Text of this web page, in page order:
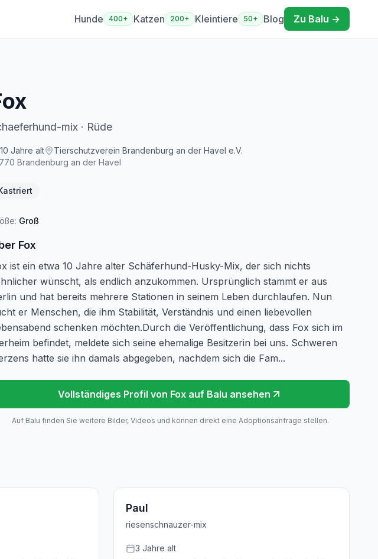
Hunde 400+ Katzen 200+ Kleintiere 50+ Blog Zu Balu →
mix · Rüde
10 Jahre alt
Tierschutzverein Brandenburg an der Havel e.V.
Brandenburg an der Havel
Groß
Fox
ist ein etwa 10 Jahre alter Schäferhund-Husky-Mix, der sich nichts
wünscht, als endlich anzukommen. Ursprünglich stammt er aus
und hat bereits mehrere Stationen in seinem Leben durchlaufen. Nun
er Menschen, die ihm Stabilität, Verständnis und einen liebevollen
schenken möchten.Durch die Veröffentlichung, dass Fox sich im
befindet, meldete sich seine ehemalige Besitzerin bei uns. Schweren
hatte sie ihn damals abgegeben, nachdem sich die Fam...
Vollständiges Profil von Fox auf Balu ansehen
Auf Balu finden Sie weitere Bilder, Videos und können direkt eine Adoptionsanfrage stellen.
Paul
riesenschnauzer-mix
3 Jahre alt